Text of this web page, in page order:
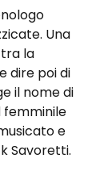
Una
la
dire poi di
il nome di
femminile
e
Savoretti.